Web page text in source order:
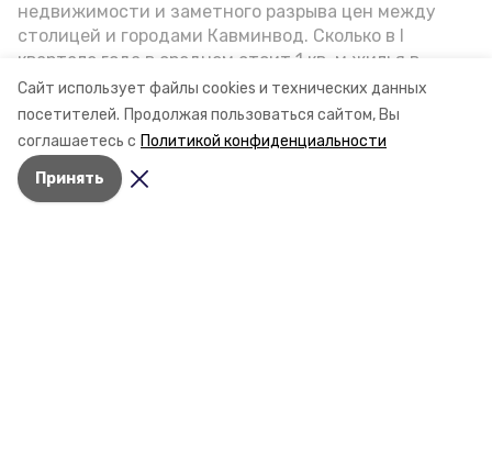
Сайт использует файлы cookies и технических данных
посетителей. Продолжая пользоваться сайтом, Вы
соглашаетесь с Политикой конфиденциальности
Принять
недвижимости и заметного разрыва цен между
столицей и городами Кавминвод. Сколько в I
квартале года в среднем стоит 1 кв. м жилья в
городах и округах региона, как изменился спрос на
первичку и вторичку, какова себестоимость
стройки собственного жилья в этом году и какие
прогнозы о стоимости квадратных метров дают
эксперты, выясняла корреспондент «Победы26».
Разделы
Новости
Статьи